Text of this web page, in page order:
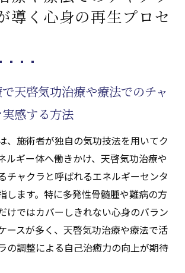
導く心身の再生プロセ
天啓気功治療や療法でのチャ
感する方法
、施術者が独自の気功技法を用いてク
ルギー体へ働きかけ、天啓気功治療や
チャクラと呼ばれるエネルギーセンタ
します。特に多発性骨髄腫や難病の方
けではカバーしきれない心身のバラン
ースが多く、天啓気功治療や療法で活
の調整による自己治癒力の向上が期待